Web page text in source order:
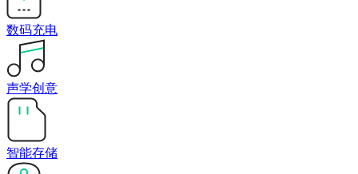
数码充电
声学创意
智能存储